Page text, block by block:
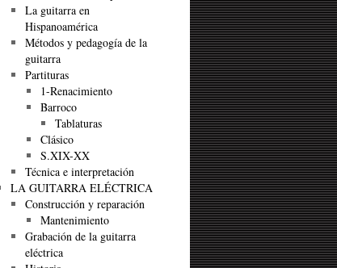
La guitarra en
Hispanoamérica
Métodos y pedagogía de la
guitarra
Partituras
1-Renacimiento
Barroco
Tablaturas
Clásico
S.XIX-XX
Técnica e interpretación
LA GUITARRA ELÉCTRICA
Construcción y reparación
Mantenimiento
Grabación de la guitarra
eléctrica